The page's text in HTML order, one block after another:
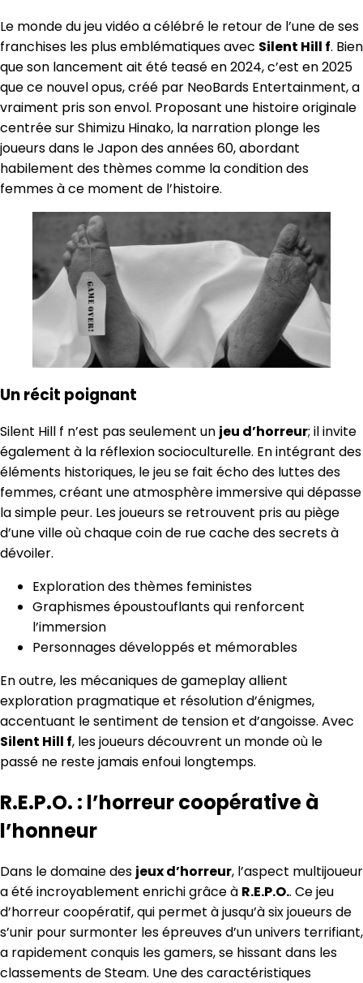
Le monde du jeu vidéo a célébré le retour de l’une de ses
franchises les plus emblématiques avec Silent Hill f. Bien
que son lancement ait été teasé en 2024, c’est en 2025
que ce nouvel opus, créé par NeoBards Entertainment, a
vraiment pris son envol. Proposant une histoire originale
centrée sur Shimizu Hinako, la narration plonge les
joueurs dans le Japon des années 60, abordant
habilement des thèmes comme la condition des
femmes à ce moment de l’histoire.
Un récit poignant
Silent Hill f n’est pas seulement un jeu d’horreur; il invite
également à la réflexion socioculturelle. En intégrant des
éléments historiques, le jeu se fait écho des luttes des
femmes, créant une atmosphère immersive qui dépasse
la simple peur. Les joueurs se retrouvent pris au piège
d’une ville où chaque coin de rue cache des secrets à
dévoiler.
Exploration des thèmes feministes
Graphismes époustouflants qui renforcent
l’immersion
Personnages développés et mémorables
En outre, les mécaniques de gameplay allient
exploration pragmatique et résolution d’énigmes,
accentuant le sentiment de tension et d’angoisse. Avec
Silent Hill f, les joueurs découvrent un monde où le
passé ne reste jamais enfoui longtemps.
R.E.P.O. : l’horreur coopérative à
l’honneur
Dans le domaine des jeux d’horreur, l’aspect multijoueur
a été incroyablement enrichi grâce à R.E.P.O.. Ce jeu
d’horreur coopératif, qui permet à jusqu’à six joueurs de
s’unir pour surmonter les épreuves d’un univers terrifiant,
a rapidement conquis les gamers, se hissant dans les
classements de Steam. Une des caractéristiques